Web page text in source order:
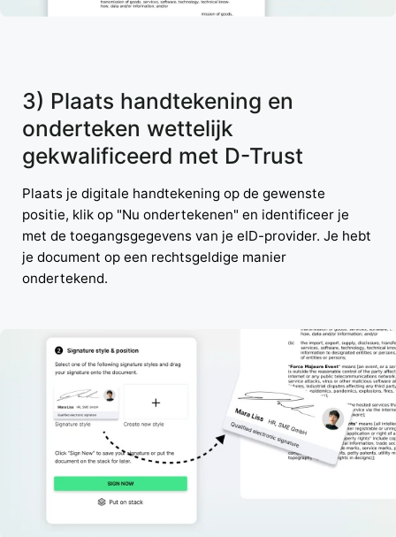
3) Plaats handtekening en
onderteken wettelijk
gekwalificeerd met D-Trust
Plaats je digitale handtekening op de gewenste
positie, klik op "Nu ondertekenen" en identificeer je
met de toegangsgegevens van je eID-provider. Je hebt
je document op een rechtsgeldige manier
ondertekend.